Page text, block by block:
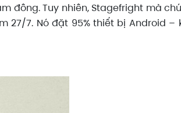
đông. Tuy nhiên, Stagefright mà
7. Nó đặt 95% thiết bị Android –